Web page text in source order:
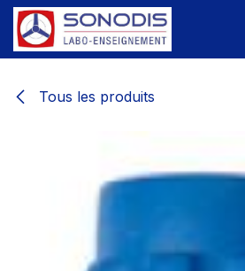
Se rendre au contenu
Tous les produits